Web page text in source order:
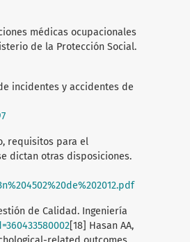
médicas ocupacionales
de la Protección Social.
incidentes y accidentes de
requisitos para el
dictan otras disposiciones.
de Calidad. Ingeniería
[18] Hasan AA,